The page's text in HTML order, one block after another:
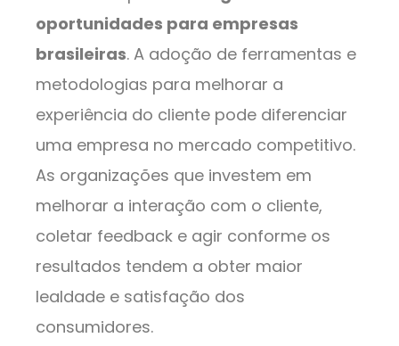
oportunidades para empresas
brasileiras. A adoção de ferramentas e
metodologias para melhorar a
experiência do cliente pode diferenciar
uma empresa no mercado competitivo.
As organizações que investem em
melhorar a interação com o cliente,
coletar feedback e agir conforme os
resultados tendem a obter maior
lealdade e satisfação dos
consumidores.